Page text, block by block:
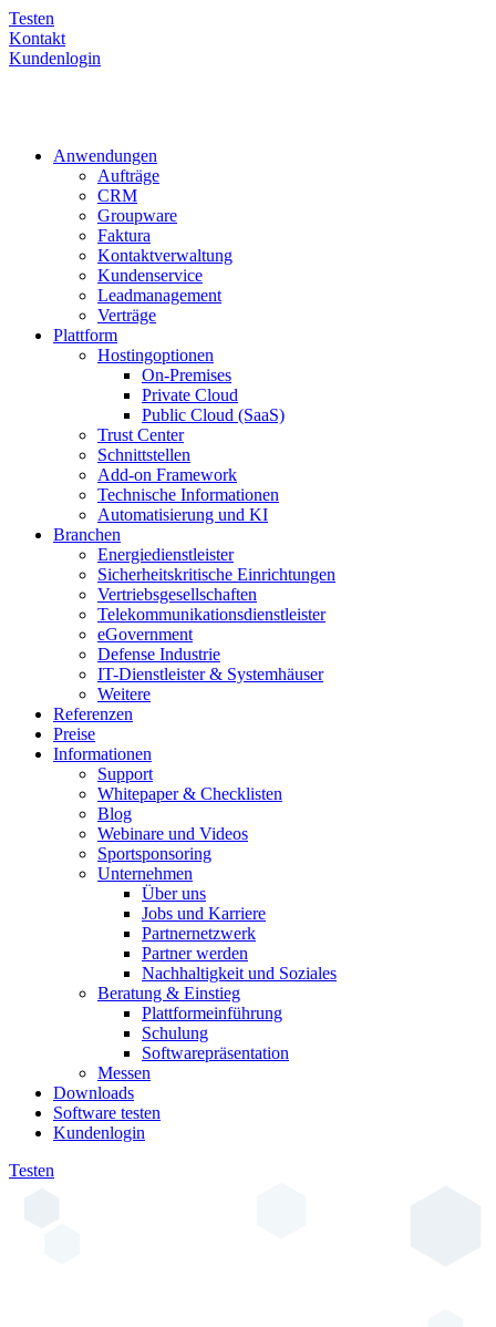
Testen
Kontakt
Kundenlogin
Anwendungen
Aufträge
CRM
Groupware
Faktura
Kontaktverwaltung
Kundenservice
Leadmanagement
Verträge
Plattform
Hostingoptionen
On-Premises
Private Cloud
Public Cloud (SaaS)
Trust Center
Schnittstellen
Add-on Framework
Technische Informationen
Automatisierung und KI
Branchen
Energiedienstleister
Sicherheitskritische Einrichtungen
Vertriebsgesellschaften
Telekommunikationsdienstleister
eGovernment
Defense Industrie
IT-Dienstleister & Systemhäuser
Weitere
Referenzen
Preise
Informationen
Support
Whitepaper & Checklisten
Blog
Webinare und Videos
Sportsponsoring
Unternehmen
Über uns
Jobs und Karriere
Partnernetzwerk
Partner werden
Nachhaltigkeit und Soziales
Beratung & Einstieg
Plattformeinführung
Schulung
Softwarepräsentation
Messen
Downloads
Software testen
Kundenlogin
Testen